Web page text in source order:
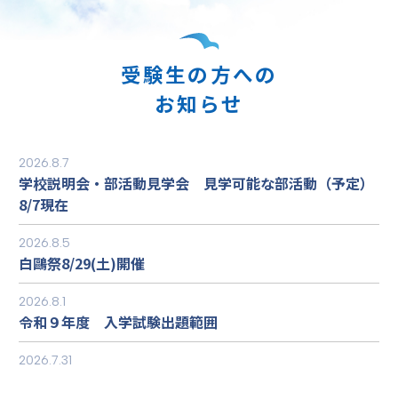
受験生の方への
お知らせ
2026.8.7
学校説明会・部活動見学会 見学可能な部活動（予定）
8/7現在
2026.8.5
白鷗祭8/29(土)開催
2026.8.1
令和９年度 入学試験出題範囲
2026.7.31